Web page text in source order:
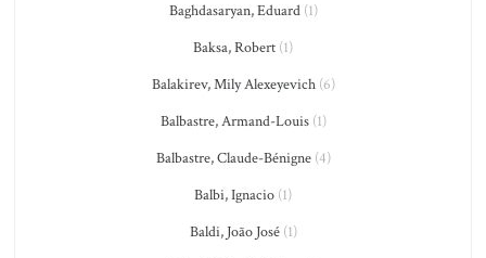
Baghdasaryan, Eduard(1)
Baksa, Robert (1)
Balakirev, Mily Alexeyevich(6)
Balbastre, Armand-Louis(1)
Balbastre, Claude-Bénigne(4)
Balbi, Ignacio (1)
Baldi, João José(1)